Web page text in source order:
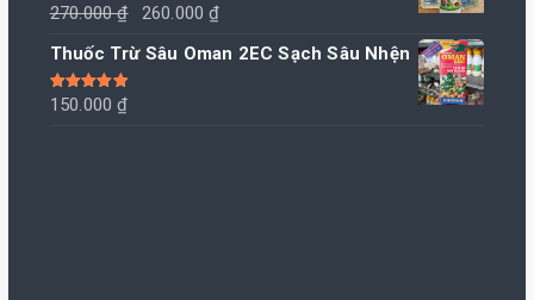
Được xếp
5
270.000₫
Giá
gốc
260.000₫
hiện
Thuốc Trừ Sâu Oman 2EC Sạch Sâu Nhện
Được xếp
5
150.000₫